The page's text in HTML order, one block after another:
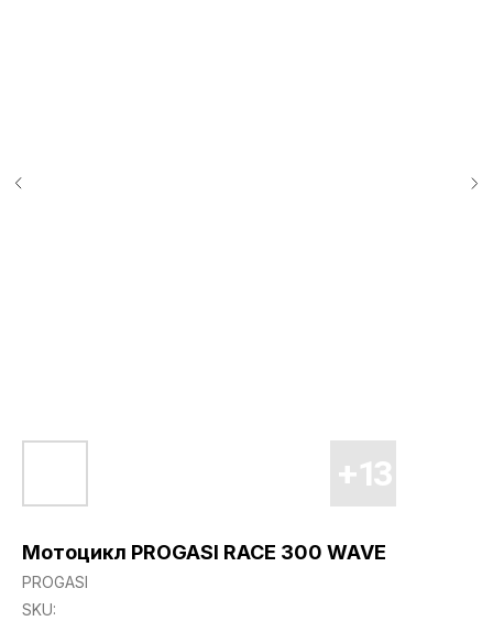
Мотоцикл PROGASI RACE 300 WAVE
PROGASI
SKU: